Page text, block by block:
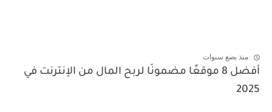
منذ بضع سنوات
أفضل 8 موقعًا مضمونًا لربح المال من الإنترنت في
2025